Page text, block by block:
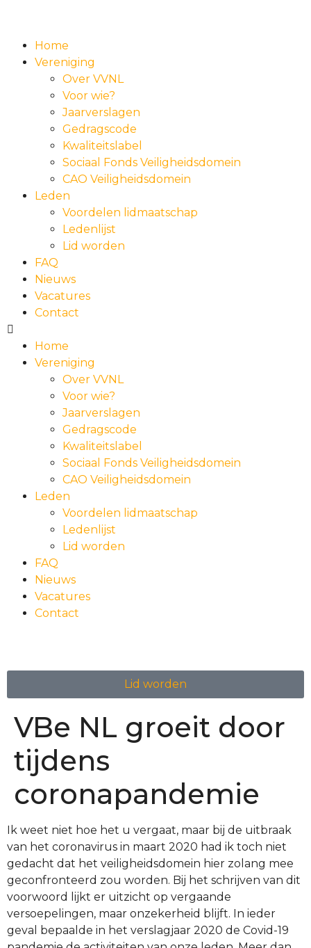
Home
Vereniging
Over VVNL
Voor wie?
Jaarverslagen
Gedragscode
Kwaliteitslabel
Sociaal Fonds Veiligheidsdomein
CAO Veiligheidsdomein
Leden
Voordelen lidmaatschap
Ledenlijst
Lid worden
FAQ
Nieuws
Vacatures
Contact
Home
Vereniging
Over VVNL
Voor wie?
Jaarverslagen
Gedragscode
Kwaliteitslabel
Sociaal Fonds Veiligheidsdomein
CAO Veiligheidsdomein
Leden
Voordelen lidmaatschap
Ledenlijst
Lid worden
FAQ
Nieuws
Vacatures
Contact
Lid worden
VBe NL groeit door
tijdens
coronapandemie
Ik weet niet hoe het u vergaat, maar bij de uitbraak
van het coronavirus in maart 2020 had ik toch niet
gedacht dat het veiligheidsdomein hier zolang mee
geconfronteerd zou worden. Bij het schrijven van dit
voorwoord lijkt er uitzicht op vergaande
versoepelingen, maar onzekerheid blijft. In ieder
geval bepaalde in het verslagjaar 2020 de Covid-19